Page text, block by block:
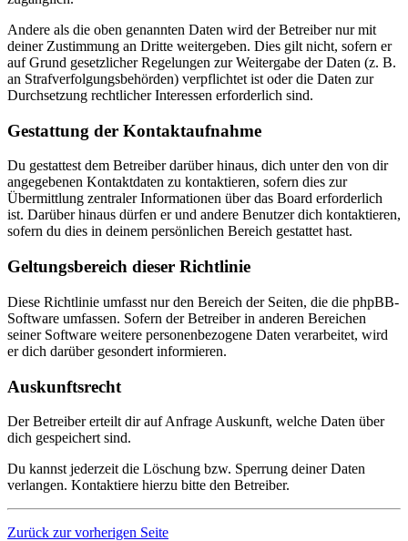
Andere als die oben genannten Daten wird der Betreiber nur mit
deiner Zustimmung an Dritte weitergeben. Dies gilt nicht, sofern er
auf Grund gesetzlicher Regelungen zur Weitergabe der Daten (z. B.
an Strafverfolgungsbehörden) verpflichtet ist oder die Daten zur
Durchsetzung rechtlicher Interessen erforderlich sind.
Gestattung der Kontaktaufnahme
Du gestattest dem Betreiber darüber hinaus, dich unter den von dir
angegebenen Kontaktdaten zu kontaktieren, sofern dies zur
Übermittlung zentraler Informationen über das Board erforderlich
ist. Darüber hinaus dürfen er und andere Benutzer dich kontaktieren,
sofern du dies in deinem persönlichen Bereich gestattet hast.
Geltungsbereich dieser Richtlinie
Diese Richtlinie umfasst nur den Bereich der Seiten, die die phpBB-
Software umfassen. Sofern der Betreiber in anderen Bereichen
seiner Software weitere personenbezogene Daten verarbeitet, wird
er dich darüber gesondert informieren.
Auskunftsrecht
Der Betreiber erteilt dir auf Anfrage Auskunft, welche Daten über
dich gespeichert sind.
Du kannst jederzeit die Löschung bzw. Sperrung deiner Daten
verlangen. Kontaktiere hierzu bitte den Betreiber.
Zurück zur vorherigen Seite